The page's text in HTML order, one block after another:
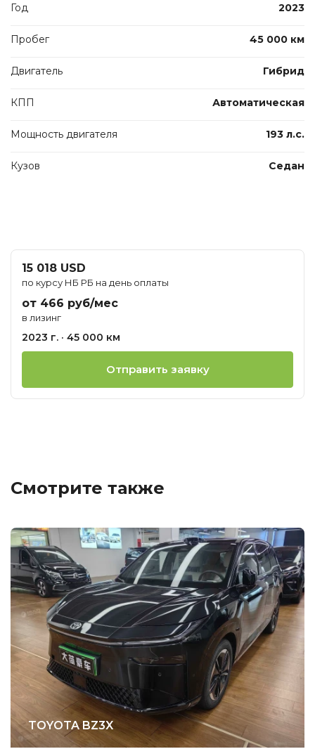
Год 2023
Пробег 45 000 км
Двигатель Гибрид
КПП Автоматическая
Мощность двигателя 193 л.с.
Кузов Седан
15 018 USD
по курсу НБ РБ на день оплаты
от 466 руб/мес
в лизинг
2023 г. · 45 000 км
Отправить заявку
Смотрите также
TOYOTA BZ3X